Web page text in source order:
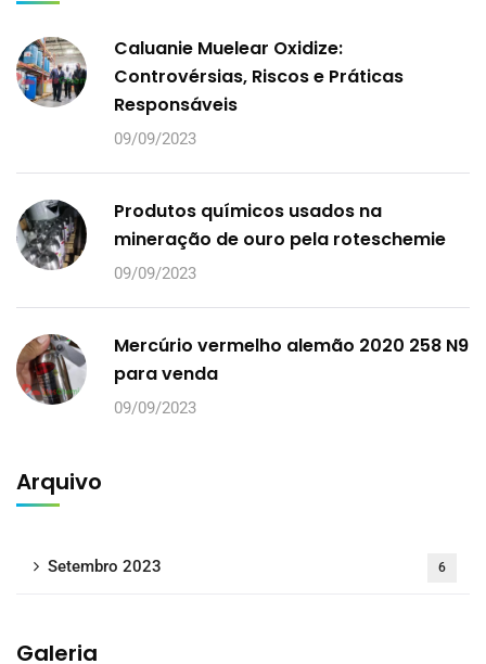
Caluanie Muelear Oxidize:
Controvérsias, Riscos e Práticas
Responsáveis
09/09/2023
Produtos químicos usados na
mineração de ouro pela roteschemie
09/09/2023
Mercúrio vermelho alemão 2020 258 N9
para venda
09/09/2023
Arquivo
Setembro 2023 6
Galeria